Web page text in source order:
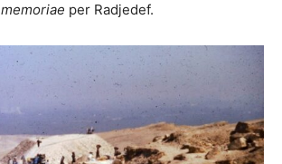
per Radjedef.